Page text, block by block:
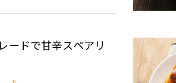
ードで甘辛スペアリ